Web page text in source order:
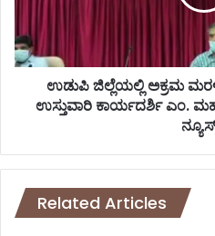
ಉಸ್ತುವಾರಿ
ಕಾರ್ಯದರ್ಶಿ
ಎಂ.
ಮಹೇಶ್ವರ
ರಾವ್
ಸೂಚನೆ(ಉಡುಪಿ
)
ಉಡುಪಿ ಜಿಲ್ಲೆಯಲ್ಲಿ ಅಕ್ರಮ
ಉಸ್ತುವಾರಿ ಕಾರ್ಯದರ್ಶಿ ಎಂ.
Related Articles